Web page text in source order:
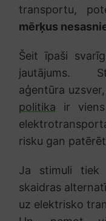
transportu,
mērķus
Šeit īpaši
jautājums.
aģentūra
politika ir
risku gan
Ja stimuli
skaidras
uz elektrisko